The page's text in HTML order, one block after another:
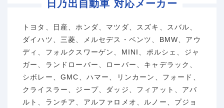
日乃出自動車 対応メーカー
トヨタ、日産、ホンダ、マツダ、スズキ、スバル、
ダイハツ、三菱、メルセデス・ベンツ、BMW、アウ
ディ、フォルクスワーゲン、MINI、ポルシェ、ジャ
ガー、ランドローバー、ローバー、キャデラック、
シボレー、GMC、ハマー、リンカーン、フォード、
クライスラー、ジープ、ダッジ、フィアット、アバ
ルト、ランチア、アルファロメオ、ルノー、プジョ